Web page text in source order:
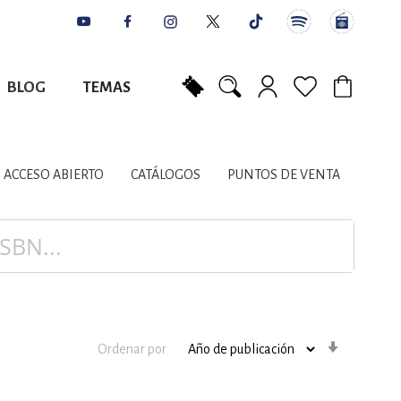
BLOG TEMAS
LITERARIOS
PLANIFICACIÓN
ACCESO ABIERTO CATÁLOGOS PUNTOS DE VENTA
Ordenar por